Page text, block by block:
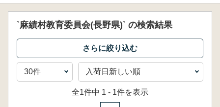
`麻績村教育委員会(長野県)` の検索結果
全1件中 1 - 1件を表示